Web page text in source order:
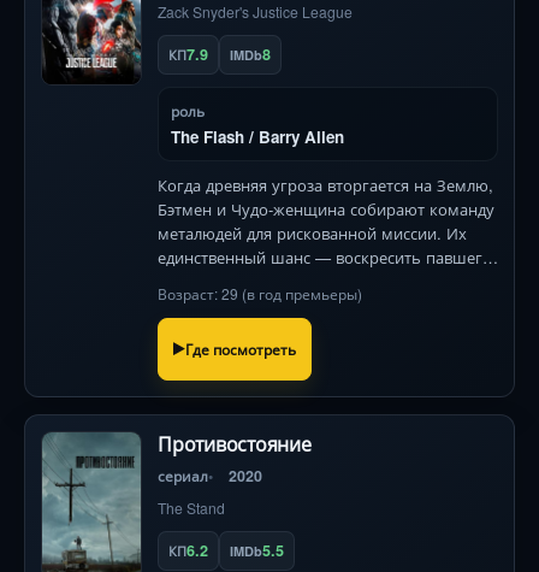
Zack Snyder's Justice League
КП7.9 IMDb8
роль
The Flash / Barry Allen
Когда древняя угроза вторгается на Землю,
Бэтмен и Чудо-женщина собирают команду
металюдей для рискованной миссии. Их
единственный шанс — воскресить павшего
человечества. Легендарная режиссёрская
версия!
Возраст: 29 (в год премьеры)
Где посмотреть
Противостояние
сериал 2020
The Stand
КП6.2 IMDb5.5